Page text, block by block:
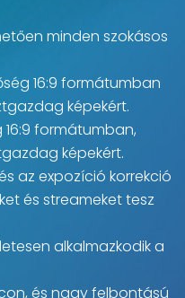
minden szokásos
16:9 formátumban
képekért.
formátumban,
képekért.
az expozíció korrekció
és streameket tesz
alkalmazkodik a
és nagy felbontású